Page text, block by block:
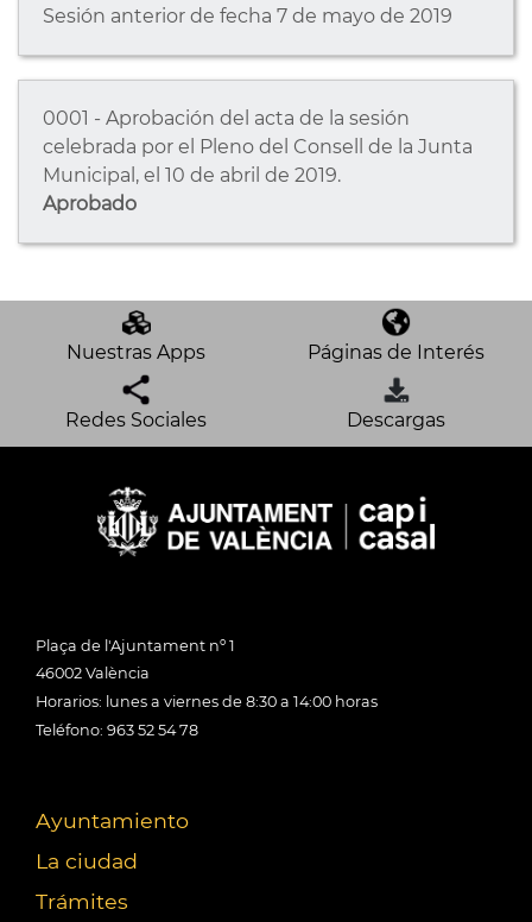
Sesión anterior de fecha 7 de mayo de 2019
0001 - Aprobación del acta de la sesión
celebrada por el Pleno del Consell de la Junta
Municipal, el 10 de abril de 2019.
Aprobado
Nuestras Apps Páginas de Interés
Redes Sociales Descargas
Plaça de l'Ajuntament nº 1
46002 València
Horarios: lunes a viernes de 8:30 a 14:00 horas
Teléfono: 963 52 54 78
Ayuntamiento
La ciudad
Trámites